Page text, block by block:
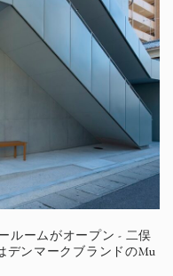
ルームがオープン - 二俣
デンマークブランドのMu